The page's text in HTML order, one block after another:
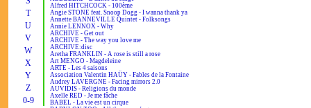
T
U
V
W
X
Y
Z
0-9
Alfred HITCHCOCK - 100ème
Angie STONE feat. Snoop Dogg - I wanna thank ya
Annette BANNEVILLE Quintet - Folksongs
Annie LENNOX - Why
ARCHIVE - Get out
ARCHIVE - The way you love me
ARCHIVE:disc
Aretha FRANKLIN - A rose is still a rose
Art MENGO - Magdeleine
ARTE - Les 4 saisons
Association Valentin HAÜY - Fables de la Fontaine
Audrey LAVERGNE - Facing mirrors 2.0
AUVIDIS - Religions du monde
Axelle RED - Je me fâche
BABEL - La vie est un cirque